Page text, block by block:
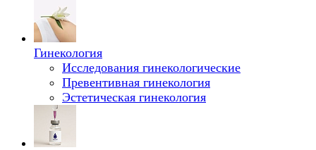
Гинекология
Исследования гинекологические
Превентивная гинекология
Эстетическая гинекология